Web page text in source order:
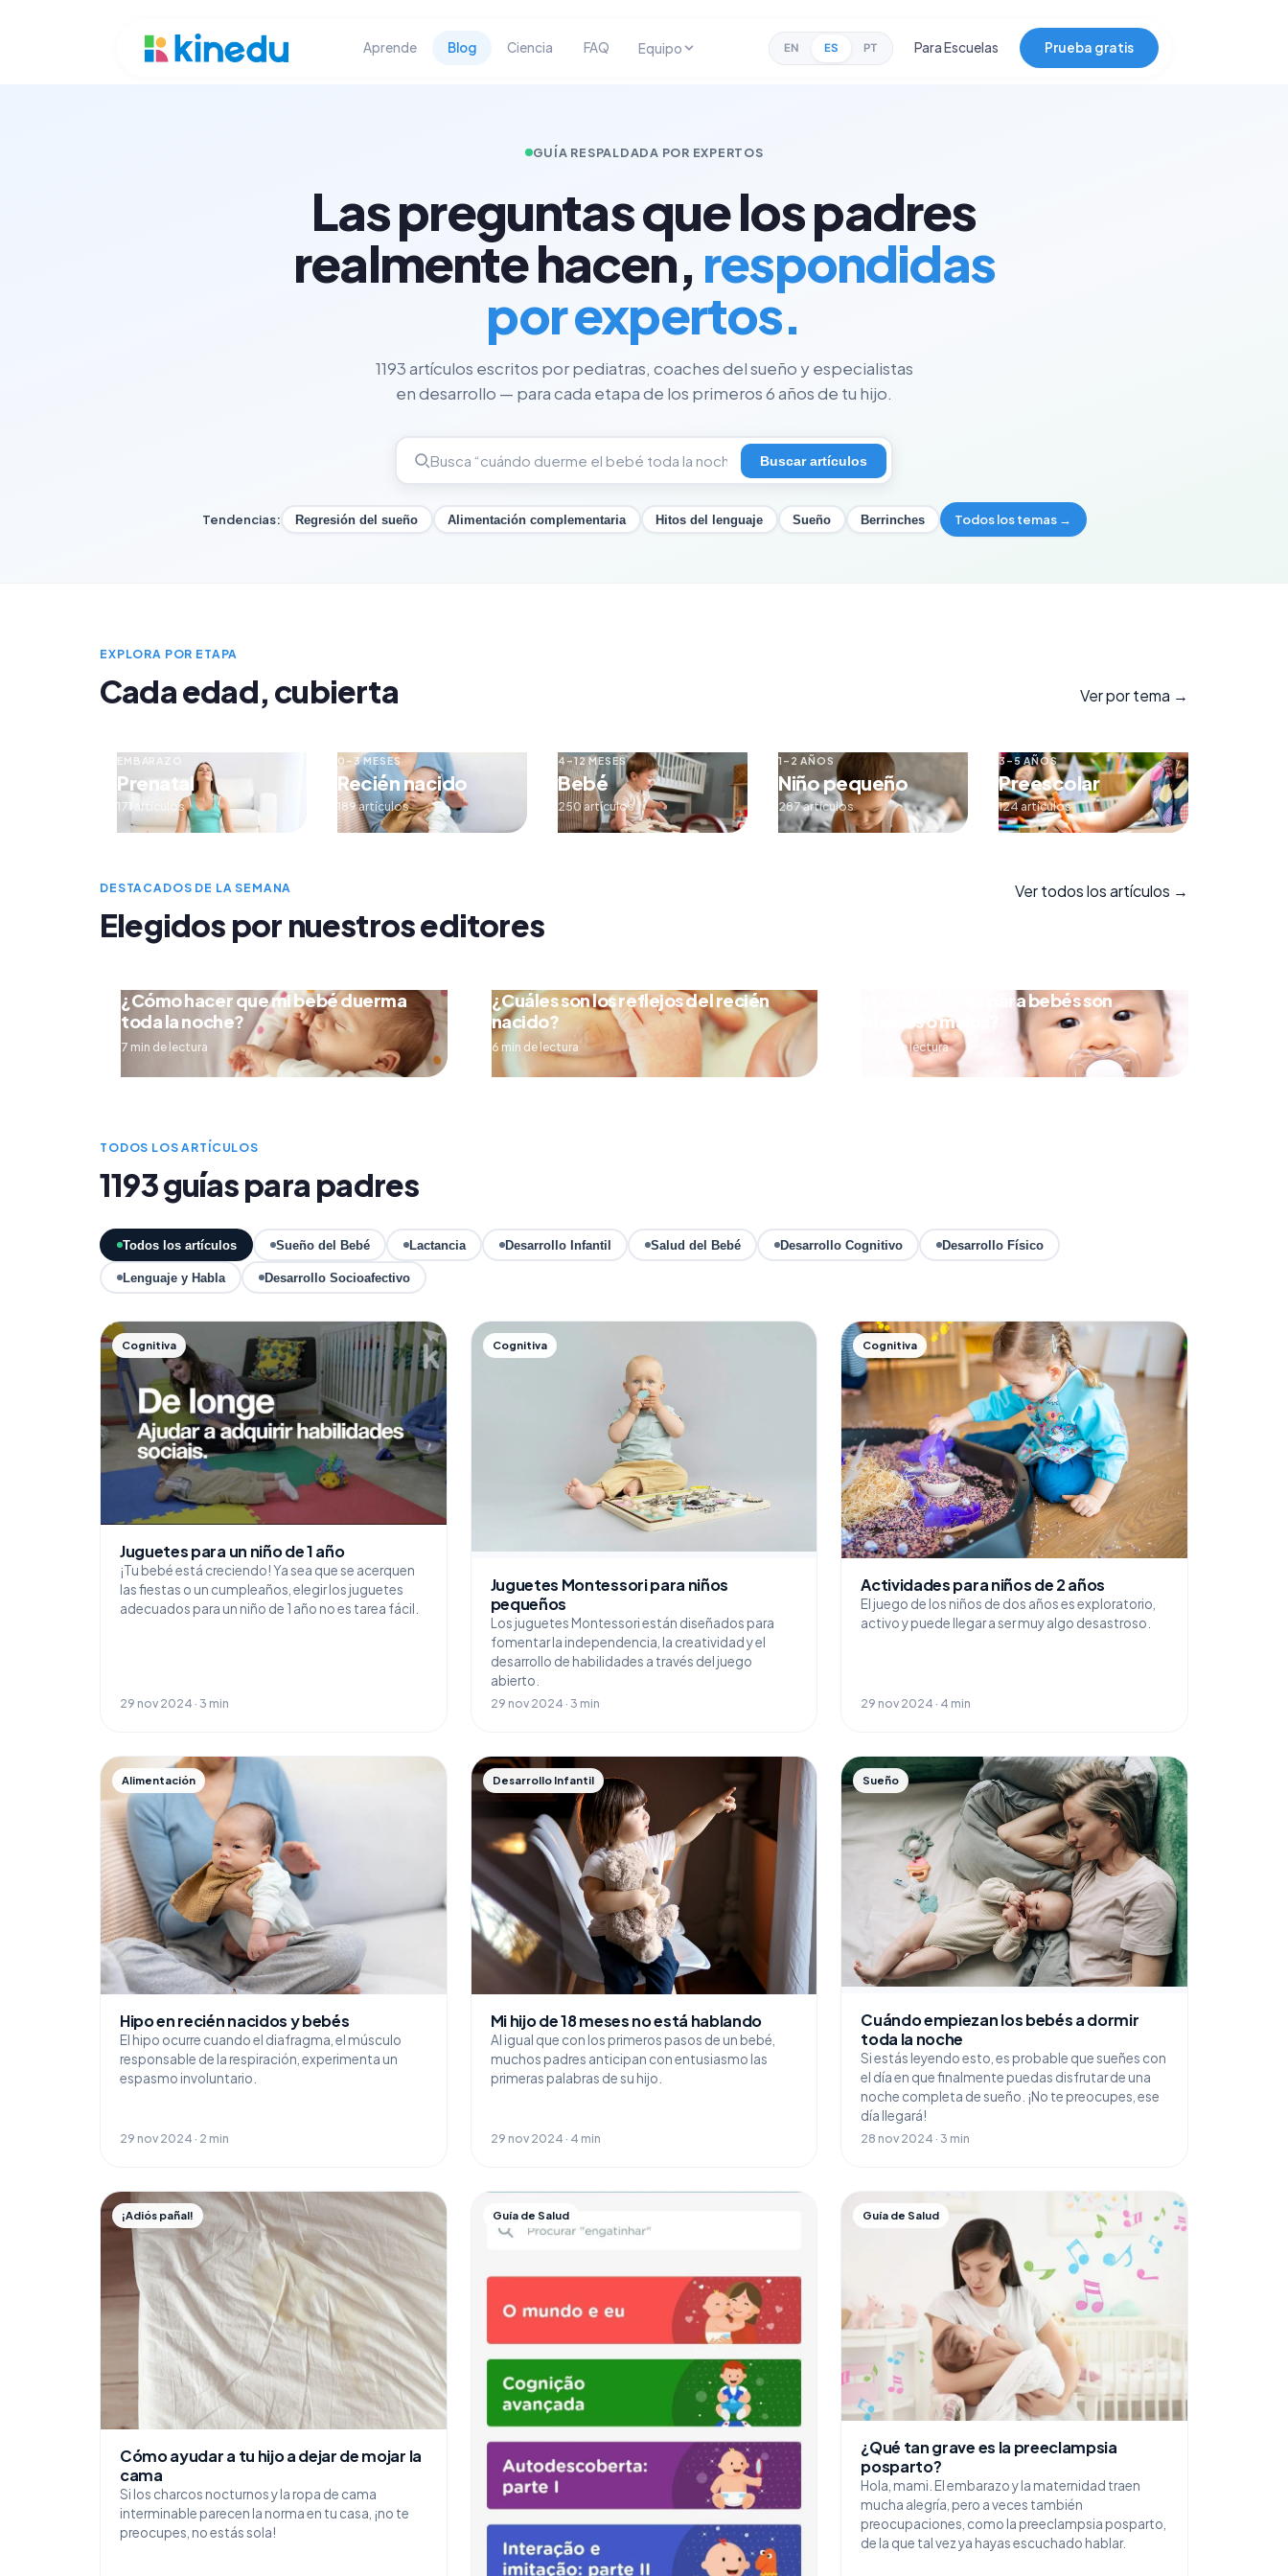
Aprende Blog Ciencia FAQ Equipo EN ES PT Para Escuelas Prueba gratis
GUÍA RESPALDADA POR EXPERTOS
Las preguntas que los padres
realmente hacen, respondidas
por expertos.
1193 artículos escritos por pediatras, coaches del sueño y especialistas
en desarrollo — para cada etapa de los primeros 6 años de tu hijo.
Buscar artículos
Tendencias: Regresión del sueño Alimentación complementaria Hitos del lenguaje Sueño Berrinches Todos los temas →
EXPLORA POR ETAPA
Cada edad, cubierta Ver por tema →
EMBARAZO
Prenatal
171 artículos
0–3 MESES
Recién nacido
189 artículos
4–12 MESES
Bebé
250 artículos
1–2 AÑOS
Niño pequeño
287 artículos
3–5 AÑOS
Preescolar
124 artículos
DESTACADOS DE LA SEMANA
Elegidos por nuestros editores
Ver todos los artículos →
¿Cómo hacer que mi bebé duerma
toda la noche?
7 min de lectura
¿Cuáles son los reflejos del recién
nacido?
6 min de lectura
¿Los chupones para bebés son
buenos o malos?
5 min de lectura
TODOS LOS ARTÍCULOS
1193 guías para padres
Todos los artículos Sueño del Bebé Lactancia Desarrollo Infantil Salud del Bebé Desarrollo Cognitivo Desarrollo Físico
Lenguaje y Habla Desarrollo Socioafectivo
Cognitiva
Juguetes para un niño de 1 año
¡Tu bebé está creciendo! Ya sea que se acerquen
las fiestas o un cumpleaños, elegir los juguetes
adecuados para un niño de 1 año no es tarea fácil.
29 nov 2024 · 3 min
Cognitiva
Juguetes Montessori para niños
pequeños
Los juguetes Montessori están diseñados para
fomentar la independencia, la creatividad y el
desarrollo de habilidades a través del juego
abierto.
29 nov 2024 · 3 min
Cognitiva
Actividades para niños de 2 años
El juego de los niños de dos años es exploratorio,
activo y puede llegar a ser muy algo desastroso.
29 nov 2024 · 4 min
Alimentación
Hipo en recién nacidos y bebés
El hipo ocurre cuando el diafragma, el músculo
responsable de la respiración, experimenta un
espasmo involuntario.
29 nov 2024 · 2 min
Desarrollo Infantil
Mi hijo de 18 meses no está hablando
Al igual que con los primeros pasos de un bebé,
muchos padres anticipan con entusiasmo las
primeras palabras de su hijo.
29 nov 2024 · 4 min
Sueño
Cuándo empiezan los bebés a dormir
toda la noche
Si estás leyendo esto, es probable que sueñes con
el día en que finalmente puedas disfrutar de una
noche completa de sueño. ¡No te preocupes, ese
día llegará!
28 nov 2024 · 3 min
¡Adiós pañal!
Cómo ayudar a tu hijo a dejar de mojar la
cama
Si los charcos nocturnos y la ropa de cama
interminable parecen la norma en tu casa, ¡no te
preocupes, no estás sola!
Guía de Salud Guía de Salud
¿Qué tan grave es la preeclampsia
posparto?
Hola, mami. El embarazo y la maternidad traen
mucha alegría, pero a veces también
preocupaciones, como la preeclampsia posparto,
de la que tal vez ya hayas escuchado hablar.